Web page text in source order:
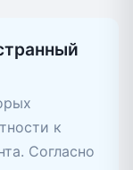
к
Согласно